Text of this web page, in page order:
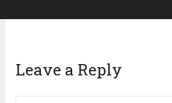
Leave a Reply